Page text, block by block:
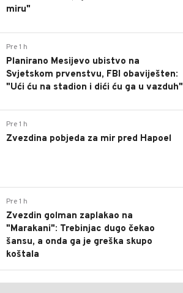
miru"
Pre 1 h
Planirano Mesijevo ubistvo na
Svjetskom prvenstvu, FBI obaviješten:
"Ući ću na stadion i dići ću ga u vazduh"
Pre 1 h
Zvezdina pobjeda za mir pred Hapoel
Pre 1 h
Zvezdin golman zaplakao na
"Marakani": Trebinjac dugo čekao
šansu, a onda ga je greška skupo
koštala